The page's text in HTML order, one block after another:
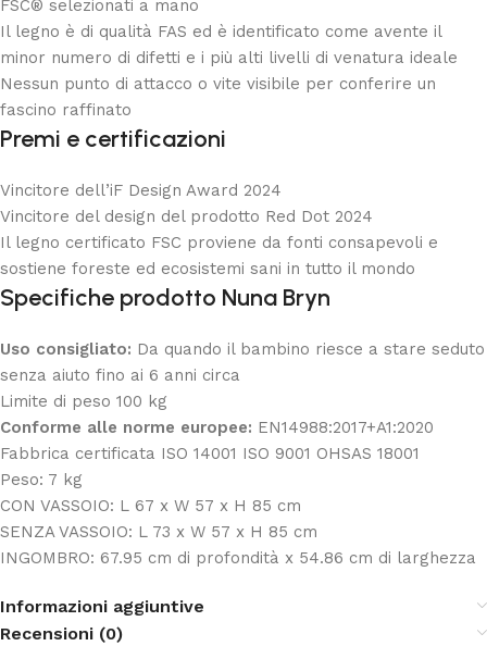
FSC® selezionati a mano
Il legno è di qualità FAS ed è identificato come avente il
minor numero di difetti e i più alti livelli di venatura ideale
Nessun punto di attacco o vite visibile per conferire un
fascino raffinato
Premi e certificazioni
Vincitore dell’iF Design Award 2024
Vincitore del design del prodotto Red Dot 2024
Il legno certificato FSC proviene da fonti consapevoli e
sostiene foreste ed ecosistemi sani in tutto il mondo
Specifiche prodotto Nuna Bryn
Uso consigliato: Da quando il bambino riesce a stare seduto
senza aiuto fino ai 6 anni circa
Limite di peso 100 kg
Conforme alle norme europee: EN14988:2017+A1:2020
Fabbrica certificata ISO 14001 ISO 9001 OHSAS 18001
Peso: 7 kg
CON VASSOIO: L 67 x W 57 x H 85 cm
SENZA VASSOIO: L 73 x W 57 x H 85 cm
INGOMBRO: 67.95 cm di profondità x 54.86 cm di larghezza
Informazioni aggiuntive
Recensioni (0)